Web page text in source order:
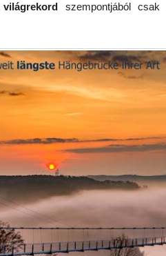
világrekord szempontjából